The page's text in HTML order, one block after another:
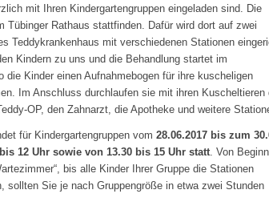
mit Ihren Kindergartengruppen eingeladen sind. Die
Tübinger Rathaus stattfinden. Dafür wird dort auf zwei
Teddykrankenhaus mit verschiedenen Stationen
Kindern zu uns und die Behandlung startet im
die Kinder einen Aufnahmebogen für ihre kuscheligen
Im Anschluss durchlaufen sie mit ihren Kuscheltieren
OP, den Zahnarzt, die Apotheke und weitere
für Kindergartengruppen vom 28.06.2017 bis zum
12 Uhr sowie von 13.30 bis 15 Uhr statt. Von
bis alle Kinder Ihrer Gruppe die Stationen
sollten Sie je nach Gruppengröße in etwa zwei Stunden